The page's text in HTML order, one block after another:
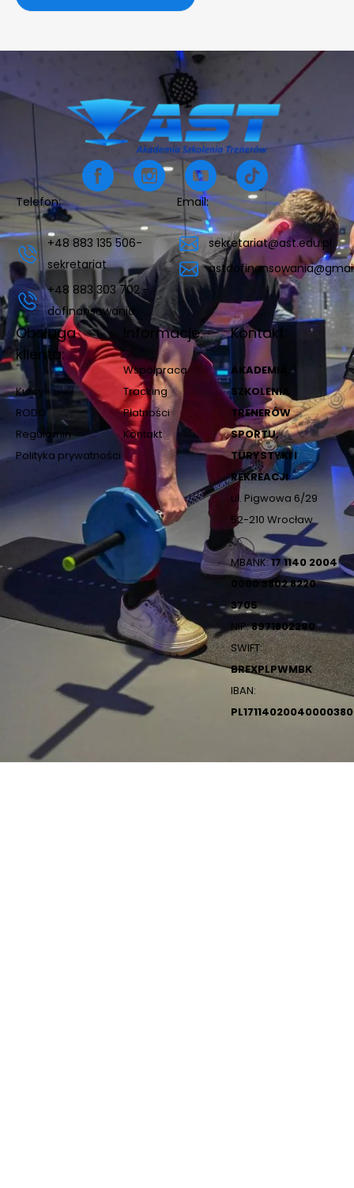
Telefon:
+48 883 135 506-
sekretariat
+48 883 303 702 -
dofinansowania
Email:
sekretariat@ast.edu.pl
Obsługa
klienta:
Kursy
RODO
Regulamin
Polityka prywatności
Informacje:
Współpraca
Tracking
Płatności
Kontakt
Kontakt:
AKADEMIA
SZKOLENIA
TRENERÓW
SPORTU,
TURYSTYKI I
REKREACJI
ul. Pigwowa 6/29
52-210 Wrocław
MBANK:17 1140 2004
0000 3802 8220
3705
NIP:8971802290
SWIFT:
BREXPLPWMBK
IBAN: